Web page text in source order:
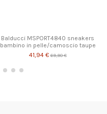
Balducci MSPORT4840 sneakers
bambino in pelle/camoscio taupe
41,94 €69,90 €